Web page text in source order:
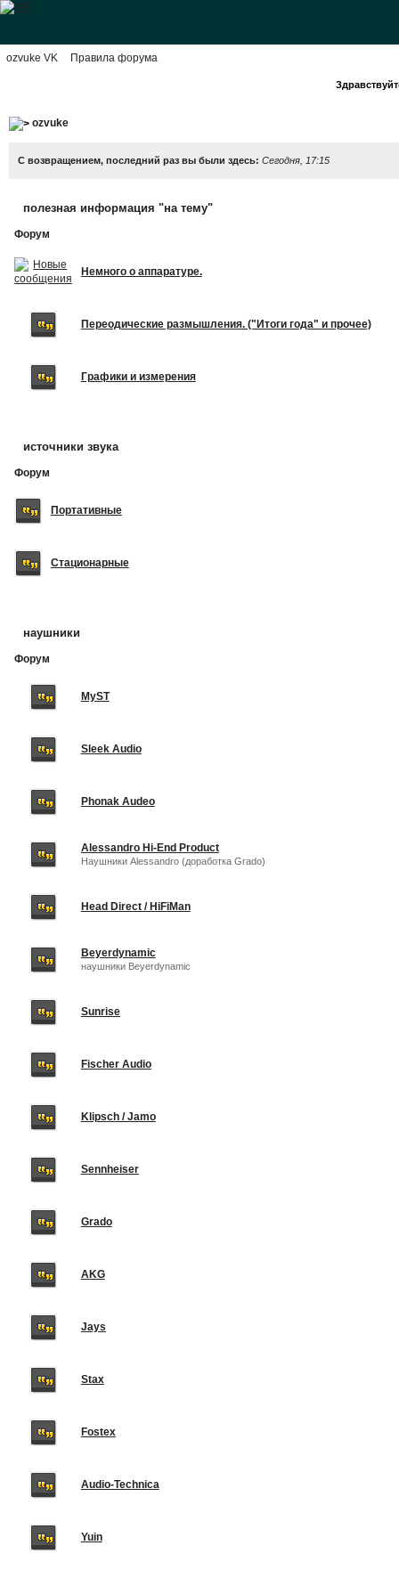
ozvuke VK Правила форума
ozvuke
С возвращением, последний раз вы были здесь: Сегодня, 17:15
полезная информация "на тему"
Форум
Немного о аппаратуре.
Переодические размышления. ("Итоги года" и прочее)
Графики и измерения
источники звука
Форум
Портативные
Стационарные
наушники
Форум
MyST
Sleek Audio
Phonak Audeo
Alessandro Hi-End Product
Наушники Alessandro (доработка Grado)
Head Direct / HiFiMan
Beyerdynamic
наушники Beyerdynamic
Sunrise
Fischer Audio
Klipsch / Jamo
Sennheiser
Grado
AKG
Jays
Stax
Fostex
Audio-Technica
Yuin